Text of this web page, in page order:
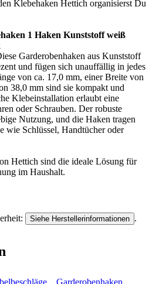
Klebehaken Hettich organisierst Du
1 Haken Kunststoff weiß
Garderobenhaken aus Kunststoff
und fügen sich unauffällig in jedes
von ca. 17,0 mm, einer Breite von
38,0 mm sind sie kompakt und
Klebeinstallation erlaubt eine
oder Schrauben. Der robuste
Nutzung, und die Haken tragen
wie Schlüssel, Handtücher oder
Hettich sind die ideale Lösung für
im Haushalt.
Siehe Herstellerinformationen .
Garderobenhaken